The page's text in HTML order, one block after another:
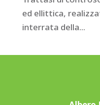
ed ellittica,
interrata della...